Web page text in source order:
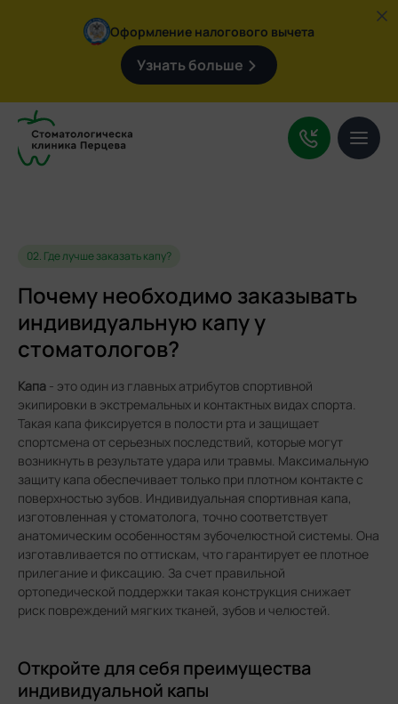
Оформление налогового вычета
Узнать больше
Услуги
О клинике
Контакты
Поиск
по
сайту:
+7 (4932) 92-09-47
График работы:
8 августа, клиника работает до 17:00.
Пн-Сб: 8:00 - 21:00, Вс: 8:00 - 15:00
Адрес:
Иваново, ул. Крутицкая, д. 13
02. Где лучше заказать капу?
Почему необходимо заказывать
индивидуальную капу у
стоматологов?
Капа - это один из главных атрибутов спортивной
экипировки в экстремальных и контактных видах спорта.
Такая капа фиксируется в полости рта и защищает
спортсмена от серьезных последствий, которые могут
возникнуть в результате удара или травмы. Максимальную
защиту капа обеспечивает только при плотном контакте с
поверхностью зубов. Индивидуальная спортивная капа,
изготовленная у стоматолога, точно соответствует
анатомическим особенностям зубочелюстной системы. Она
изготавливается по оттискам, что гарантирует ее плотное
прилегание и фиксацию. За счет правильной
ортопедической поддержки такая конструкция снижает
риск повреждений мягких тканей, зубов и челюстей.
Откройте для себя преимущества
индивидуальной капы